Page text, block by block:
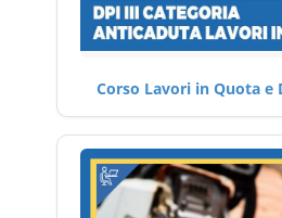
Corso Lavori in Quota e